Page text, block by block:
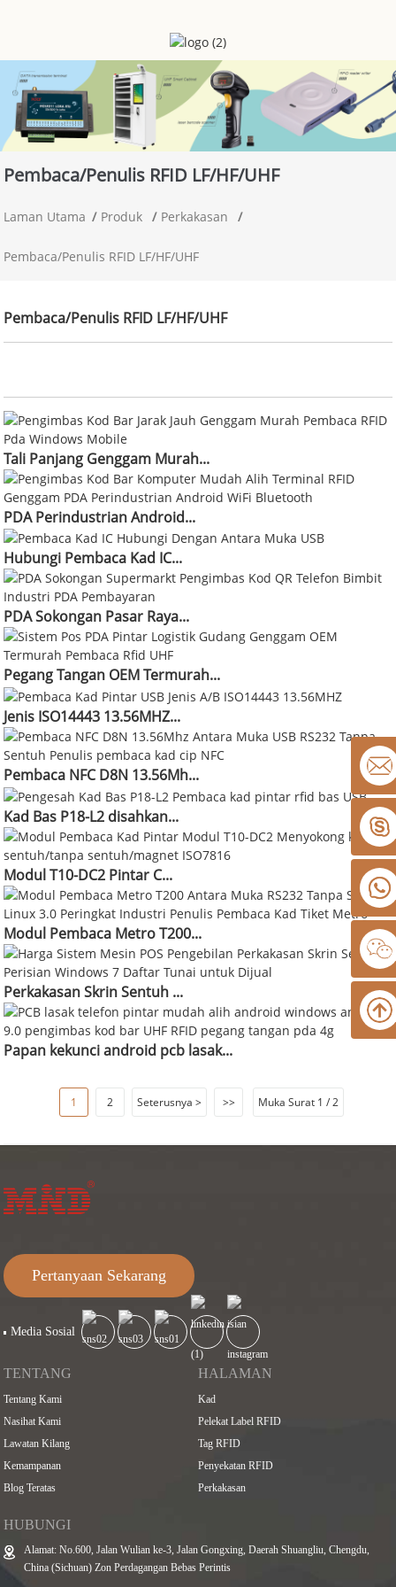
Pembaca/penulis RFID LF/HF/UHF
Laman Utama Produk Perkakasan
Pembaca/penulis RFID LF/HF/UHF
Pembaca/penulis RFID LF/HF/UHF
Tali Panjang Genggam Murah...
PDA Perindustrian Android...
Hubungi Pembaca Kad IC...
PDA Sokongan Pasar Raya...
Pegang Tangan OEM Termurah...
Jenis ISO14443 13.56MHZ...
Pembaca NFC D8N 13.56Mh...
Kad Bas P18-L2 disahkan...
Modul T10-DC2 Pintar C...
Modul Pembaca Metro T200...
Perkakasan Skrin Sentuh ...
Papan kekunci android pcb lasak...
1 2 Seterusnya > >> Muka Surat 1 / 2
Pertanyaan Sekarang
Media Sosial
TENTANG
Tentang Kami
Nasihat Kami
Lawatan Kilang
Kemampanan
Blog Teratas
HALAMAN
Kad
Pelekat Label RFID
Tag RFID
Penyekatan RFID
Perkakasan
HUBUNGI
Alamat: No.600, Jalan Wulian ke-3, Jalan Gongxing, Daerah Shuangliu, Chengdu,
China (Sichuan) Zon Perdagangan Bebas Perintis